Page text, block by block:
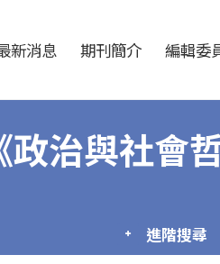
新消息 期刊簡介 編輯委
政治與社會
進階搜尋